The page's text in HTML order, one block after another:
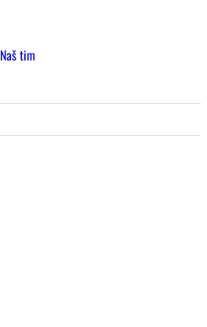
Naš tim